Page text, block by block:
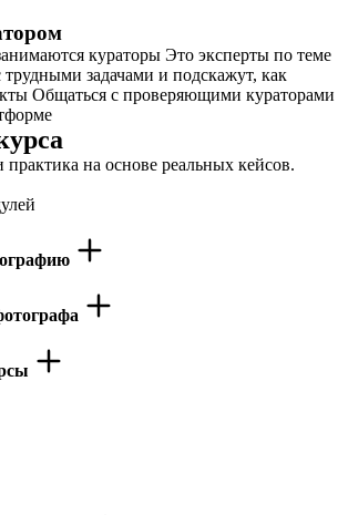
кураторы Это эксперты по теме
задачами и подскажут, как
Общаться с проверяющими кураторами
на основе реальных кейсов.